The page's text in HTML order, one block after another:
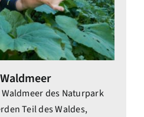
des Naturpark
Teil des Waldes,